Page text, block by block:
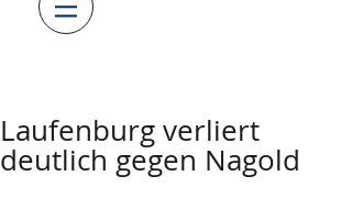
Laufenburg verliert
deutlich gegen Nagold